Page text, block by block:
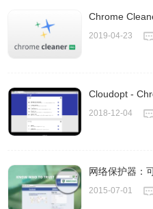
Chrome
2019-04-23
Cloudopt -
2018-12-04
网络保护器：
2015-07-01